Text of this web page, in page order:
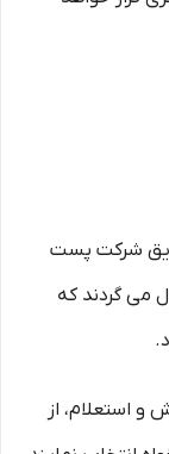
شرکت پست
می گردند که
و استعلام، از